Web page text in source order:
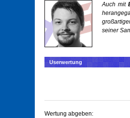
Auch mit
seiner
Userwertung
Wertung abgeben: